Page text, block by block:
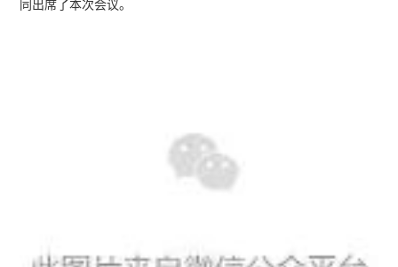
同出席了本次会议。